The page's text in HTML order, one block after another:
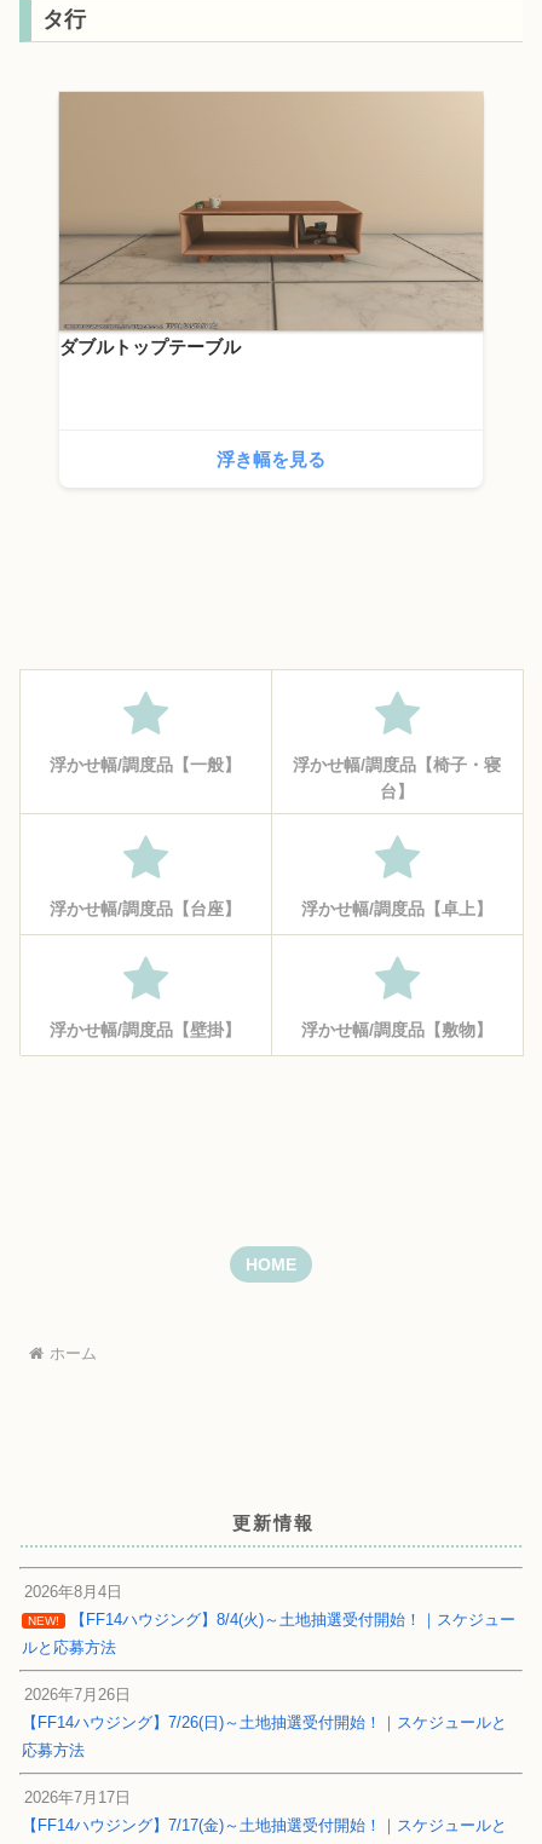
タ行
ダブルトップテーブル
浮き幅を見る
浮かせ幅/調度品【一般】
浮かせ幅/調度品【椅子・寝
台】
浮かせ幅/調度品【台座】 浮かせ幅/調度品【卓上】
浮かせ幅/調度品【壁掛】 浮かせ幅/調度品【敷物】
HOME
ホーム
更新情報
2026年8月4日
NEW!
【FF14ハウジング】8/4(火)～土地抽選受付開始！｜スケジュー
ルと応募方法
2026年7月26日
【FF14ハウジング】7/26(日)～土地抽選受付開始！｜スケジュールと
応募方法
2026年7月17日
【FF14ハウジング】7/17(金)～土地抽選受付開始！｜スケジュールと